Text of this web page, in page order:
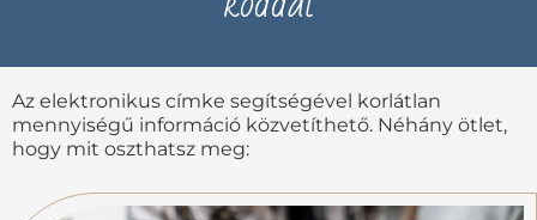
Az elektronikus címke segítségével korlátlan
mennyiségű információ közvetíthető. Néhány ötlet,
hogy mit oszthatsz meg: